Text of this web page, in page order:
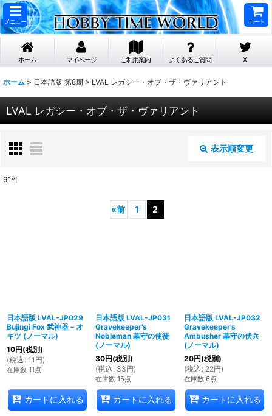
メニュー カート
ホーム マイページ ご利用案内 よくあるご質問 X
ホーム > 日本語版 第8期 > LVAL レガシー・オブ・ザ・ヴァリアント
LVAL レガシー・オブ・ザ・ヴァリアント
表示順変更
91件
«前 1 2
日本語版 LVAL-JP029
Bujingi Fox 武神器－オ
キツ (ノーマル)
10円(税別)
(税込 : 11 円)
在庫数 11点
カートに入れる
日本語版 LVAL-JP031
Gravekeeper's
Nobleman 墓守の使徒
(ノーマル)
30円(税別)
(税込 : 33円)
在庫数 15点
カートに入れる
日本語版 LVAL-JP032
Gravekeeper's
Ambusher 墓守の伏兵
(ノーマル)
20円(税別)
(税込 : 22円)
在庫数 6点
カートに入れる